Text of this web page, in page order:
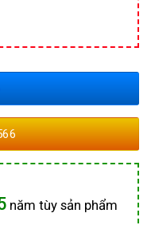
năm tùy sản phẩm